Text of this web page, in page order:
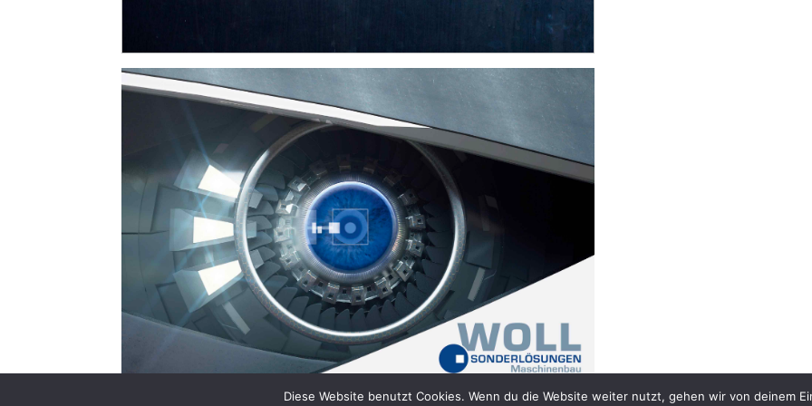
Diese Website benutzt Cookies. Wenn du die Website weiter nutzt, gehen wir von deinem